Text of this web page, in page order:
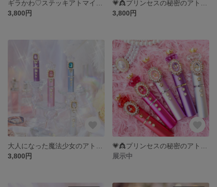
3,800円
3,800円
3,800円
展示中